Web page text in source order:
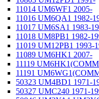
11014 UM6WF1 2005-
11016 UM6QA1 1982-
11017 UM6SA1 1983-
11018 UM8PB1 1982-
11019 UM12PB1 1993-
11089 UM6HK1 2007-
11119
11191
50323 UM4BD1 1971-
50327 UMC240 1971-